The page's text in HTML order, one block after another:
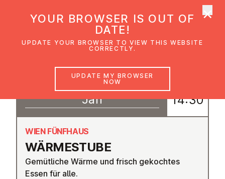
WÄRMES­TUBE
WIEN FÜNFHAUS
Gemütliche Wärme und frisch gekochtes
Essen für alle.
06
Jan 14:30
YOUR BROWSER IS OUT OF
DATE!
UPDATE YOUR BROWSER TO VIEW THIS WEBSITE
CORRECTLY.
UPDATE MY BROWSER
NOW
×